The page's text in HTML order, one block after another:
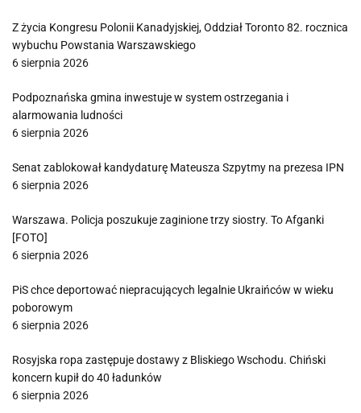
Z życia Kongresu Polonii Kanadyjskiej, Oddział Toronto 82. rocznica
wybuchu Powstania Warszawskiego
6 sierpnia 2026
Podpoznańska gmina inwestuje w system ostrzegania i
alarmowania ludności
6 sierpnia 2026
Senat zablokował kandydaturę Mateusza Szpytmy na prezesa IPN
6 sierpnia 2026
Warszawa. Policja poszukuje zaginione trzy siostry. To Afganki
[FOTO]
6 sierpnia 2026
PiS chce deportować niepracujących legalnie Ukraińców w wieku
poborowym
6 sierpnia 2026
Rosyjska ropa zastępuje dostawy z Bliskiego Wschodu. Chiński
koncern kupił do 40 ładunków
6 sierpnia 2026